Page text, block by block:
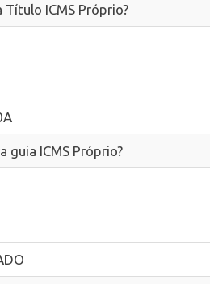
ICMS Próprio?
guia ICMS Próprio?